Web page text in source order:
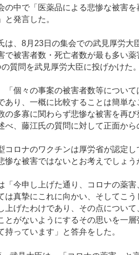
中で「医薬品による悲惨な被害を
発言した。
、8月23日の集会での武見厚労大
で被害者数・死亡者数が最も多い
質問を武見厚労大臣に投げかけた。
個々の事案の被害者数等について
あり、一概に比較することは簡単
の多寡に関わらず悲惨な被害を再
べ、藤江氏の質問に対して正面から
ロナのワクチンは厚労省が認定し
惨な被害ではないとお考えでしょう
今申し上げた通り、コロナの薬
は真摯にこれに向かい、そしてこ
上げたわけであり、その点につい
とがないようにするその思いを一
っています」と答弁をした。